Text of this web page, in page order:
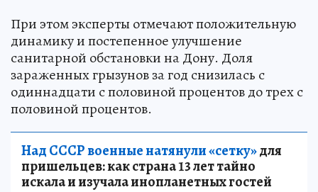
При этом эксперты отмечают положительную
динамику и постепенное улучшение
санитарной обстановки на Дону. Доля
зараженных грызунов за год снизилась с
одиннадцати с половиной процентов до трех с
половиной процентов.
Над СССР военные натянули «сетку»для
пришельцев: как страна 13 лет тайно
искала и изучала инопланетных гостей